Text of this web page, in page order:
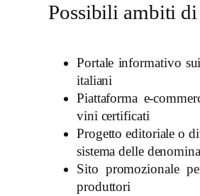
Possibili ambiti
Portale informativo
italiani
Piattaforma e-
vini certificati
Progetto editoriale o
sistema delle
Sito promozionale
produttori